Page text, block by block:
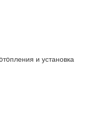
и установка